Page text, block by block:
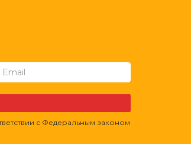
с Федеральным законом